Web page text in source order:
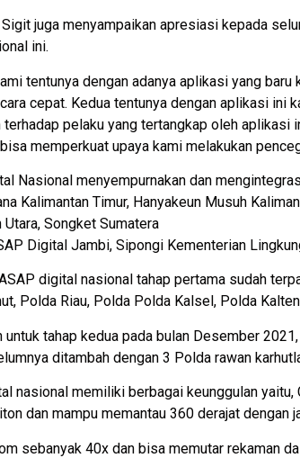
juga menyampaikan apresiasi kepada
ini.
tentunya dengan adanya aplikasi yang
cepat. Kedua tentunya dengan aplikasi ini
pelaku yang tertangkap oleh
memperkuat upaya kami melakukan
Nasional menyempurnakan dan
Kalimantan Timur, Hanyakeun Musuh
Utara, Songket Sumatera
Digital Jambi, Sipongi Kementerian
digital nasional tahap pertama sudah
Polda Riau, Polda Polda Kalsel, Polda
untuk tahap kedua pada bulan Desember
ditambah dengan 3 Polda rawan
nasional memiliki berbagai keunggulan
dan mampu memantau 360 derajat dengan
sebanyak 40x dan bisa memutar rekaman